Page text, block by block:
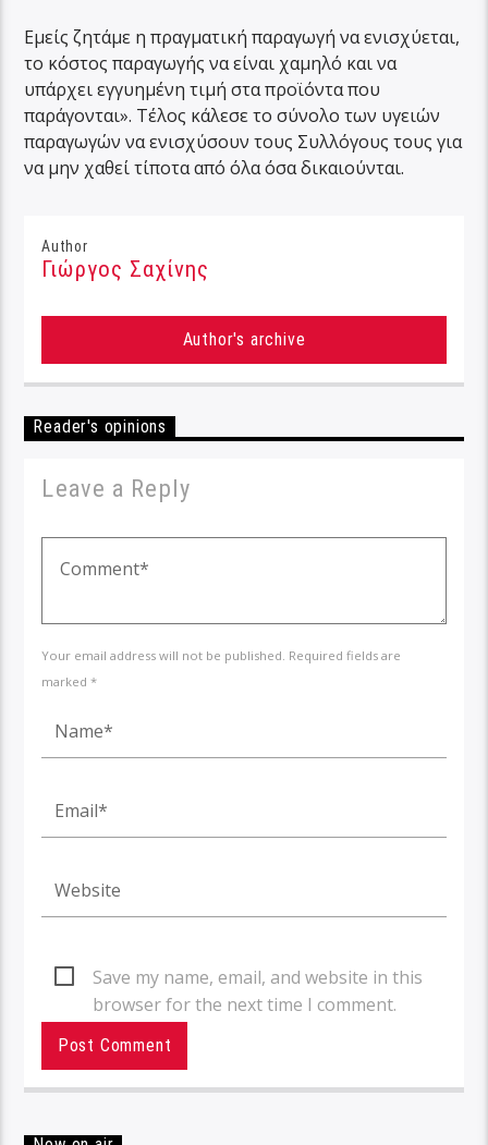
Εμείς ζητάμε η πραγματική παραγωγή να ενισχύεται,
το κόστος παραγωγής να είναι χαμηλό και να
υπάρχει εγγυημένη τιμή στα προϊόντα που
παράγονται». Τέλος κάλεσε το σύνολο των υγειών
παραγωγών να ενισχύσουν τους Συλλόγους τους για
να μην χαθεί τίποτα από όλα όσα δικαιούνται.
Author
Γιώργος Σαχίνης
Author's archive
Reader's opinions
Leave a Reply
Your email address will not be published. Required fields are
marked *
Save my name, email, and website in this
browser for the next time I comment.